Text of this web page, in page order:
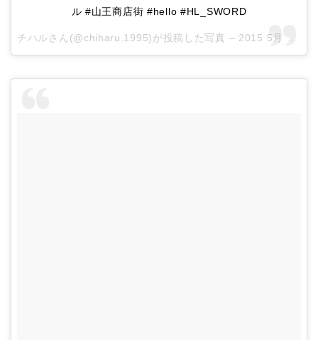
ル #山王商店街 #hello #HL_SWORD
チハルさん(@chiharu.1995)が投稿した写真 – 2015 5月 28 5:00午前 PDT